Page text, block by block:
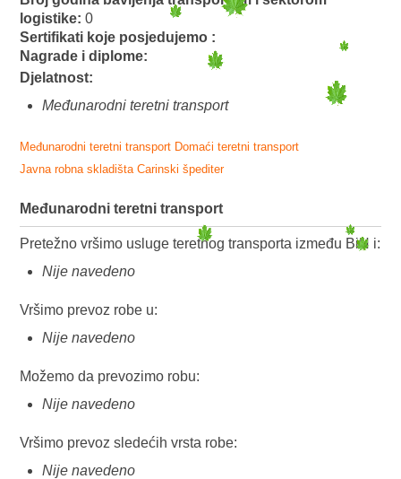
logistike:0
Sertifikati koje posjedujemo :
Nagrade i diplome:
Djelatnost:
Međunarodni teretni transport
Međunarodni teretni transport Domaći teretni transport
Javna robna skladišta Carinski špediter
Međunarodni teretni transport
Pretežno vršimo usluge teretnog transporta između BiH i:
Nije navedeno
Vršimo prevoz robe u:
Nije navedeno
Možemo da prevozimo robu:
Nije navedeno
Vršimo prevoz sledećih vrsta robe:
Nije navedeno